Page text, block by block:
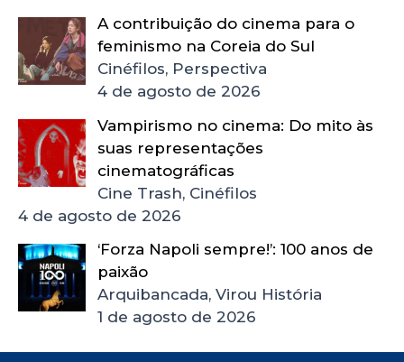
A contribuição do cinema para o
feminismo na Coreia do Sul
Cinéfilos, Perspectiva
4 de agosto de 2026
Vampirismo no cinema: Do mito às
suas representações
cinematográficas
Cine Trash, Cinéfilos
4 de agosto de 2026
‘Forza Napoli sempre!’: 100 anos de
paixão
Arquibancada, Virou História
1 de agosto de 2026